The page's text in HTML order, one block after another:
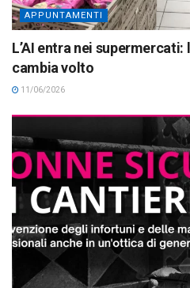
APPUNTAMENTI
L’AI entra nei
cambia volto
11/06/2026